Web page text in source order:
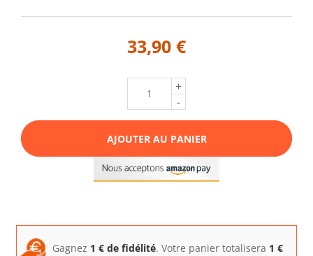
33,90 €
+
-
AJOUTER AU PANIER
Gagnez 1 € de fidélité. Votre panier totalisera 1 €